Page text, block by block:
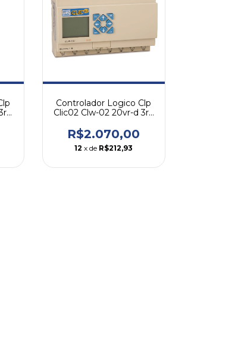
Controlador Logico Clp
Clic02 Clw-02 20vr-d 3rd
R$2.070,00
12 x de R$212,93